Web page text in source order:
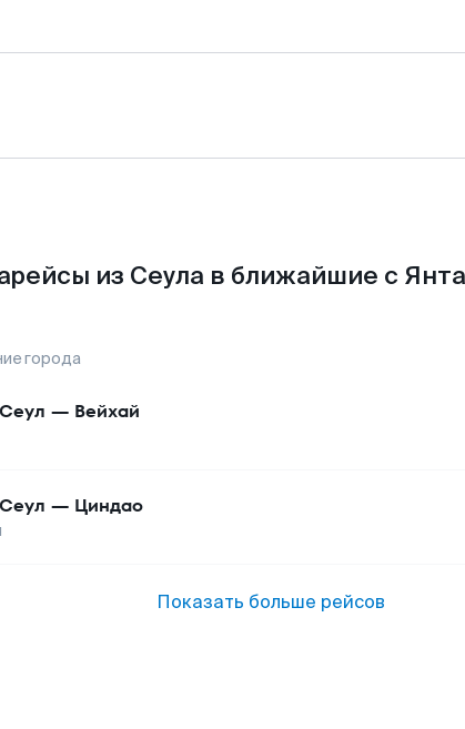
из Сеула в ближайшие с
города
Сеул — Вейхай
Сеул — Циндао
Показать больше рейсов